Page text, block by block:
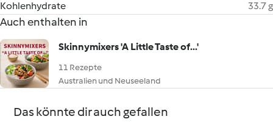
Kohlenhydrate
33.7 g
Auch enthalten in
Skinnymixers 'A Little Taste of...'
11 Rezepte
Australien und Neuseeland
Das könnte dir auch gefallen